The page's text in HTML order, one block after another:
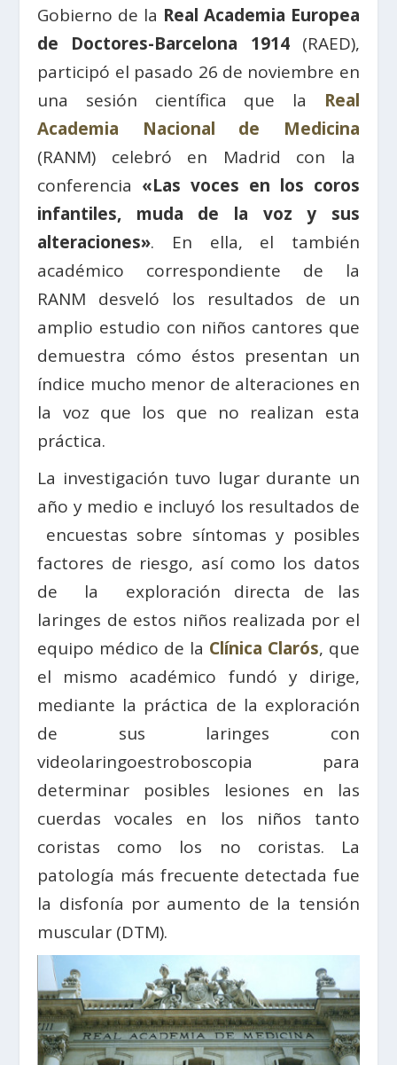
Gobierno de la Real Academia Europea
de Doctores-Barcelona 1914(RAED),
participó el pasado 26 de noviembre en
una sesión científica que la Real
Academia Nacional de Medicina
(RANM) celebró en Madrid con la
conferencia «Las voces en los coros
infantiles, muda de la voz y sus
alteraciones». En ella, el también
académico correspondiente de la
RANM desveló los resultados de un
amplio estudio con niños cantores que
demuestra cómo éstos presentan un
índice mucho menor de alteraciones en
la voz que los que no realizan esta
práctica.
La investigación tuvo lugar durante un
año y medio e incluyó los resultados de
encuestas sobre síntomas y posibles
factores de riesgo, así como los datos
de la exploración directa de las
laringes de estos niños realizada por el
equipo médico de la Clínica Clarós, que
el mismo académico fundó y dirige,
mediante la práctica de la exploración
de sus laringes con
videolaringoestroboscopia para
determinar posibles lesiones en las
cuerdas vocales en los niños tanto
coristas como los no coristas. La
patología más frecuente detectada fue
la disfonía por aumento de la tensión
muscular (DTM).